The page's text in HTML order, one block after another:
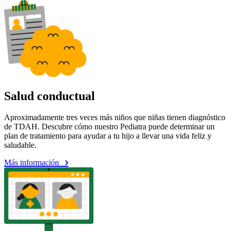
Salud conductual
Aproximadamente tres veces más niños que niñas tienen diagnóstico
de TDAH. Descubre cómo nuestro Pediatra puede determinar un
plan de tratamiento para ayudar a tu hijo a llevar una vida feliz y
saludable.
Más información